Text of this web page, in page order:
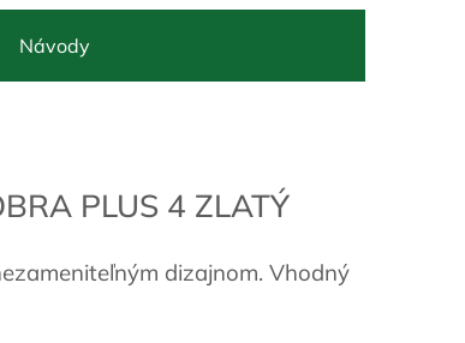
Návody
PLUS 4 ZLATÝ
dizajnom. Vhodný